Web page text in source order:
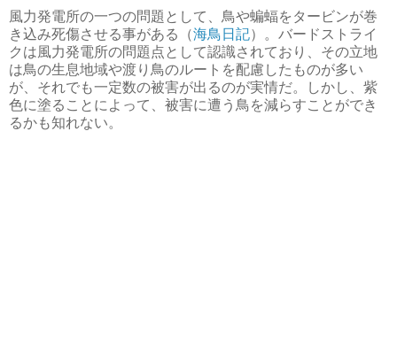
風力発電所の一つの問題として、鳥や蝙蝠をタービンが巻
き込み死傷させる事がある（海鳥日記）。バードストライ
クは風力発電所の問題点として認識されており、その立地
は鳥の生息地域や渡り鳥のルートを配慮したものが多い
が、それでも一定数の被害が出るのが実情だ。しかし、紫
色に塗ることによって、被害に遭う鳥を減らすことができ
るかも知れない。